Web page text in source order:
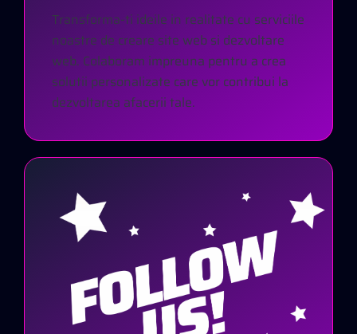
Transforma-ti ideile in realitate cu serviciile
noastre de creare site web si dezvoltare
web. Colaboram impreuna pentru a crea
solutii personalizate care vor contribui la
dezvoltarea afacerii tale.